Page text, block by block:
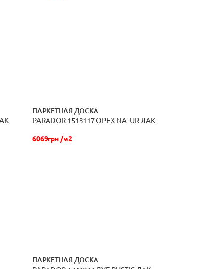
ПАРКЕТНАЯ ДОСКА
PARADOR 1518117 ОРЕХ NATUR ЛАК
6069грн /м2
ЗАКАЗАТЬ
ПАРКЕТНАЯ ДОСКА